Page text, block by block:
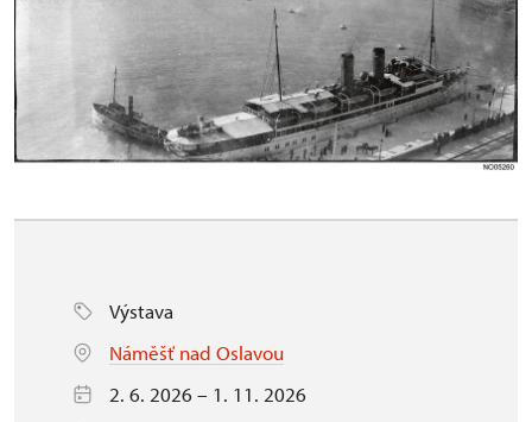
Výstava
Náměšť nad Oslavou
2. 6. 2026 – 1. 11. 2026